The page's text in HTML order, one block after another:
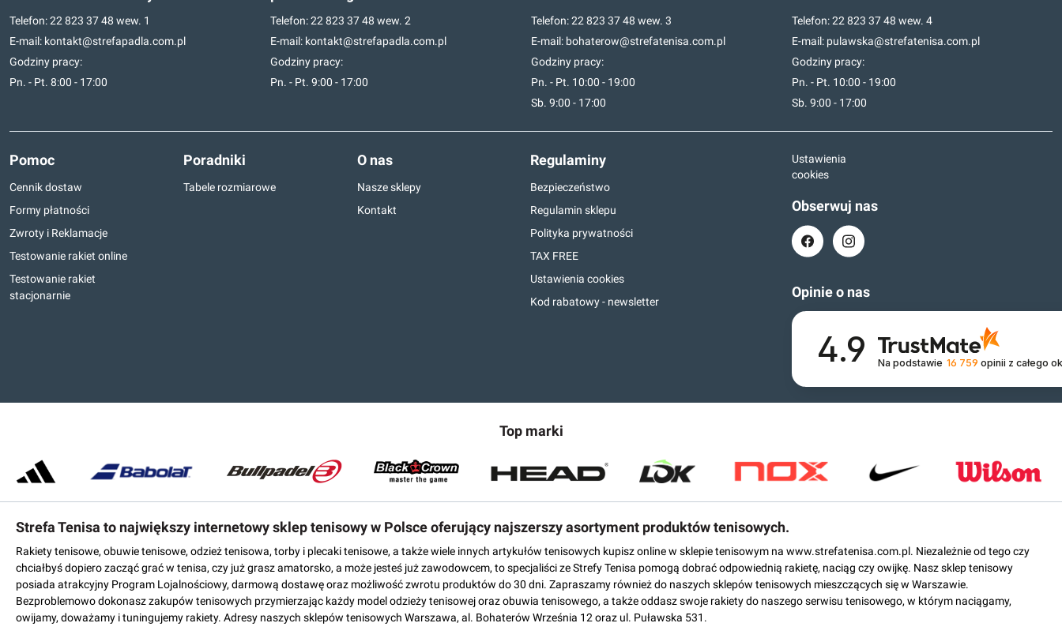
Telefon:22 823 37 48 wew. 1
E-mail: kontakt@strefapadla.com.pl
Godziny pracy:
Pn. - Pt. 8:00 - 17:00
Telefon:22 823 37 48 wew. 2
E-mail: kontakt@strefapadla.com.pl
Godziny pracy:
Pn. - Pt. 9:00 - 17:00
Telefon:22 823 37 48 wew. 3
E-mail: bohaterow@strefatenisa.com.pl
Godziny pracy:
Pn. - Pt. 10:00 - 19:00
Sb. 9:00 - 17:00
Telefon:22 823 37 48 wew. 4
E-mail: pulawska@strefatenisa.com.pl
Godziny pracy:
Pn. - Pt. 10:00 - 19:00
Sb. 9:00 - 17:00
Pomoc
Cennik dostaw
Formy płatności
Zwroty i Reklamacje
Testowanie rakiet online
Testowanie rakiet
stacjonarnie
Poradniki
Tabele rozmiarowe
O nas
Nasze sklepy
Kontakt
Regulaminy
Bezpieczeństwo
Regulamin sklepu
Polityka prywatności
TAX FREE
Ustawienia cookies
Kod rabatowy - newsletter
Ustawienia
cookies
Obserwuj nas
Opinie o nas
4.9 Na podstawie 16 759 opinii z całego
Top marki
Strefa Tenisa to największy internetowy sklep tenisowy w Polsce oferujący najszerszy asortyment produktów tenisowych.
Rakiety tenisowe, obuwie tenisowe, odzież tenisowa, torby i plecaki tenisowe, a także wiele innych artykułów tenisowych kupisz online w sklepie tenisowym na www.strefatenisa.com.pl. Niezależnie od tego czy
chciałbyś dopiero zacząć grać w tenisa, czy już grasz amatorsko, a może jesteś już zawodowcem, to specjaliści ze Strefy Tenisa pomogą dobrać odpowiednią rakietę, naciąg czy owijkę. Nasz sklep tenisowy
posiada atrakcyjny Program Lojalnościowy, darmową dostawę oraz możliwość zwrotu produktów do 30 dni. Zapraszamy również do naszych sklepów tenisowych mieszczących się w Warszawie.
Bezproblemowo dokonasz zakupów tenisowych przymierzając każdy model odzieży tenisowej oraz obuwia tenisowego, a także oddasz swoje rakiety do naszego serwisu tenisowego, w którym naciągamy,
owijamy, doważamy i tuningujemy rakiety. Adresy naszych sklepów tenisowych Warszawa, al. Bohaterów Września 12 oraz ul. Puławska 531.